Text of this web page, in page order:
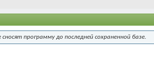
программу до последней сохраненной базе.